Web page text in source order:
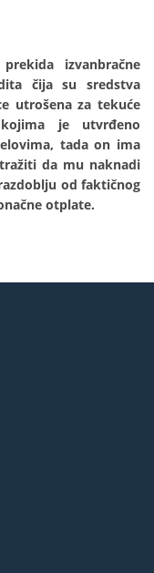
izvanbračne
čija su sredstva
utrošena za tekuće
je utvrđeno
tada on ima
da mu naknadi
od faktičnog
otplate.